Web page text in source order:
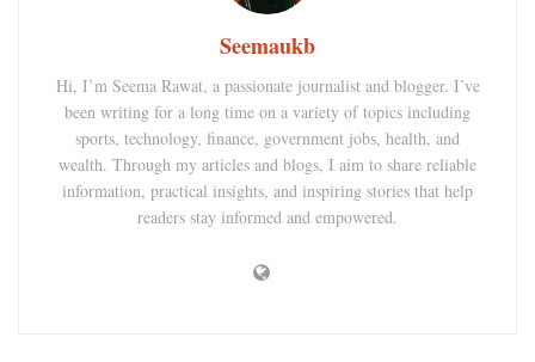
Seemaukb
Hi, I’m Seema Rawat, a passionate journalist and blogger. I’ve
been writing for a long time on a variety of topics including
sports, technology, finance, government jobs, health, and
wealth. Through my articles and blogs, I aim to share reliable
information, practical insights, and inspiring stories that help
readers stay informed and empowered.